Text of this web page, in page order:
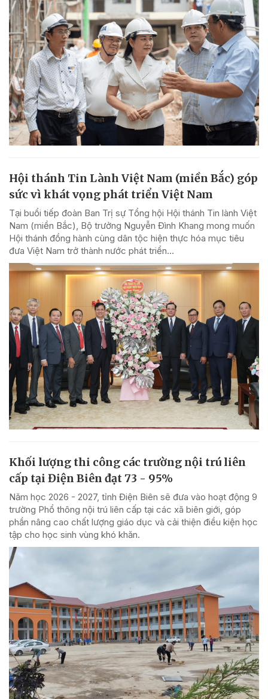
Hội thánh Tin Lành Việt Nam (miền Bắc) góp
sức vì khát vọng phát triển Việt Nam
Tại buổi tiếp đoàn Ban Trị sự Tổng hội Hội thánh Tin lành Việt
Nam (miền Bắc), Bộ trưởng Nguyễn Đình Khang mong muốn
Hội thánh đồng hành cùng dân tộc hiện thực hóa mục tiêu
đưa Việt Nam trở thành nước phát triển...
Khối lượng thi công các trường nội trú liên
cấp tại Điện Biên đạt 73 - 95%
Năm học 2026 - 2027, tỉnh Điện Biên sẽ đưa vào hoạt động 9
trường Phổ thông nội trú liên cấp tại các xã biên giới, góp
phần nâng cao chất lượng giáo dục và cải thiện điều kiện học
tập cho học sinh vùng khó khăn.